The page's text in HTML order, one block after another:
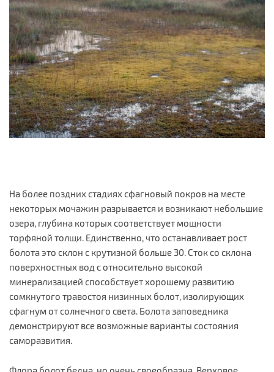
На более поздних стадиях сфагновый покров на месте
некоторых мочажин разрывается и возникают небольшие
озера, глубина которых соответствует мощности
торфяной толщи. Единственно, что останавливает рост
болота это склон с крутизной больше 30. Сток со склона
поверхностных вод с относительно высокой
минерализацией способствует хорошему развитию
сомкнутого травостоя низинных болот, изолирующих
сфагнум от солнечного света. Болота заповедника
демонстрируют все возможные варианты состояния
саморазвития.